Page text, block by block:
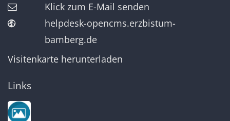
Klick zum E-Mail senden
helpdesk-opencms.erzbistum-
bamberg.de
Visitenkarte herunterladen
Links